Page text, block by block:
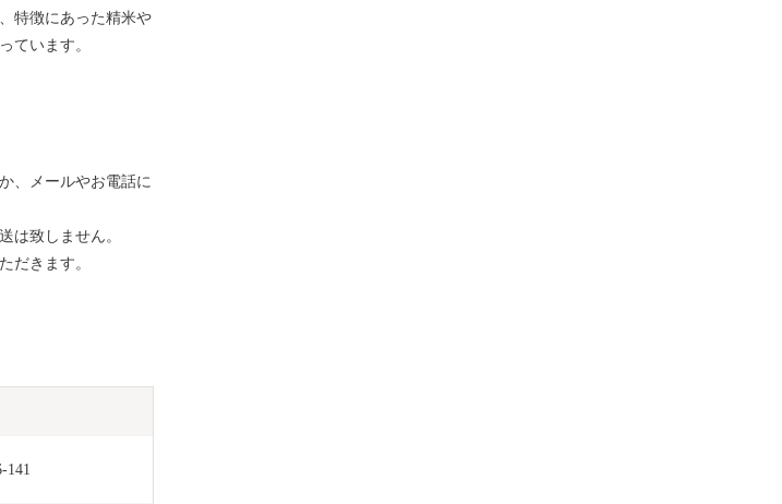
特徴にあった精米や
ています。
、メールやお電話に
は致しません。
だきます。
141